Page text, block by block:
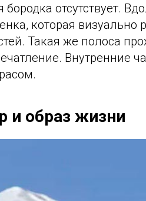
бородка отсутствует.
которая визуально
Такая же полоса
Внутренние
и образ жизни